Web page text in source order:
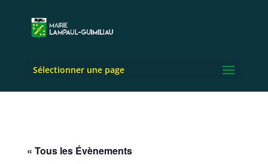
Sélectionner une page
« Tous les Évènements